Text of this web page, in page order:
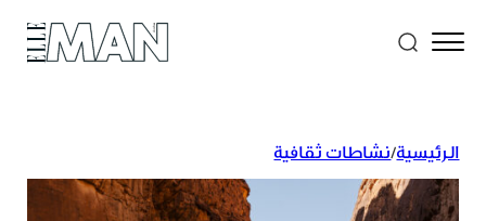
الرئيسية/نشاطات ثقافية